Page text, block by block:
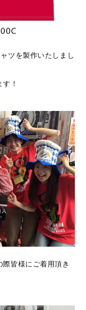
ツを製作いたしまし
！
皆様にご着用頂き